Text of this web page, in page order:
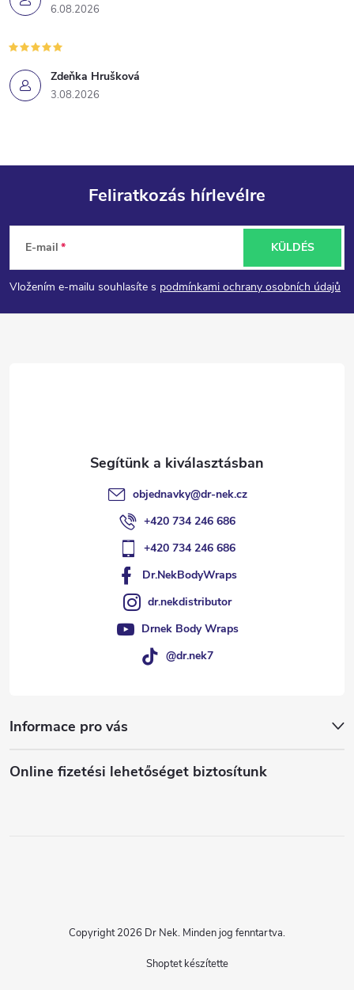
6.08.2026
Zdeňka Hrušková
3.08.2026
L
á
b
Feliratkozás hírlevélre
E-mail
Vložením e-mailu souhlasíte s podmínkami ochrany osobních údajů
KÜLDÉS
objednavky@dr-nek.cz
+420 734 246 686
+420 734 246 686
Dr.NekBodyWraps
dr.nekdistributor
Drnek Body Wraps
@dr.nek7
Informace pro vás
Online fizetési lehetőséget biztosítunk
Shoptet készítette
Copyright 2026 Dr Nek. Minden jog fenntartva.